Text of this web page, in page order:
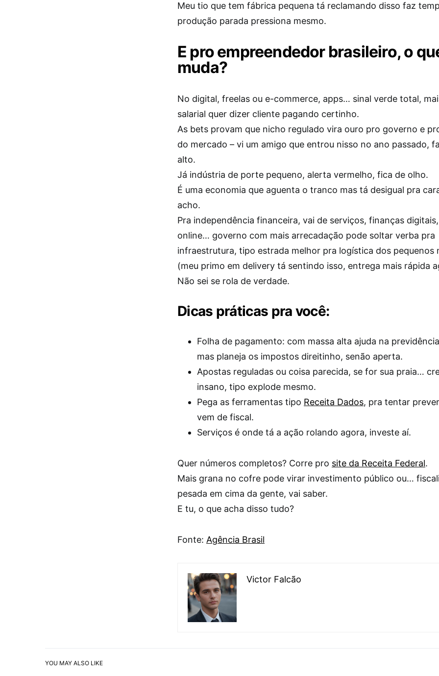
Meu tio que tem fábrica pequena tá reclamando disso faz
produção parada pressiona mesmo.
E pro empreendedor brasileiro, o
muda?
No digital, freelas ou e-commerce, apps… sinal verde total,
salarial quer dizer cliente pagando certinho.
As bets provam que nicho regulado vira ouro pro governo e
do mercado – vi um amigo que entrou nisso no ano passado,
alto.
Já indústria de porte pequeno, alerta vermelho, fica de olho.
É uma economia que aguenta o tranco mas tá desigual pra
acho.
Pra independência financeira, vai de serviços, finanças
online… governo com mais arrecadação pode soltar verba pra
infraestrutura, tipo estrada melhor pra logística dos pequenos
(meu primo em delivery tá sentindo isso, entrega mais rápida
Não sei se rola de verdade.
Dicas práticas pra você:
Folha de pagamento: com massa alta ajuda na
mas planeja os impostos direitinho, senão aperta.
Apostas reguladas ou coisa parecida, se for sua praia…
insano, tipo explode mesmo.
Pega as ferramentas tipo Receita Dados, pra tentar
vem de fiscal.
Serviços é onde tá a ação rolando agora, investe aí.
Quer números completos? Corre pro site da Receita Federal.
Mais grana no cofre pode virar investimento público ou…
pesada em cima da gente, vai saber.
E tu, o que acha disso tudo?
Fonte: Agência Brasil
Victor Falcão
YOU MAY ALSO LIKE